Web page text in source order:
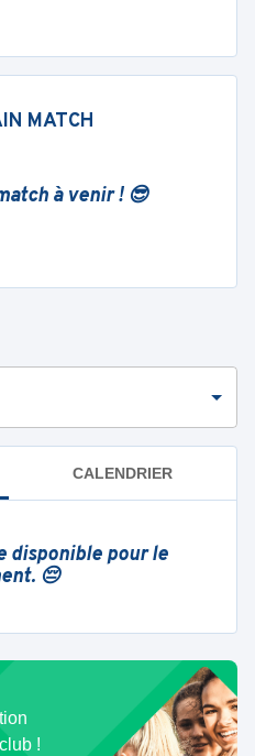
MATCH
à venir ! 😎
CALENDRIER
disponible pour le
😔
!